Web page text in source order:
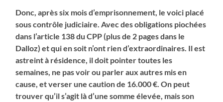
Donc, après six mois d’emprisonnement, le voici placé
sous contrôle judiciaire. Avec des obligations piochées
dans l’article 138 du CPP (plus de 2 pages dans le
Dalloz) et qui en soit n’ont rien d’extraordinaires. Il est
astreint à résidence, il doit pointer toutes les
semaines, ne pas voir ou parler aux autres mis en
cause, et verser une caution de 16.000 €. On peut
trouver qu’il s’agit là d’une somme élevée, mais son